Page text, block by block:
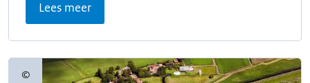
Lees meer
©Copyrightinformatie